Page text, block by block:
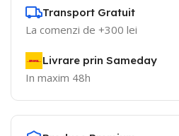
Transport Gratuit
La comenzi de +300 lei
Livrare prin Sameday
In maxim 48h